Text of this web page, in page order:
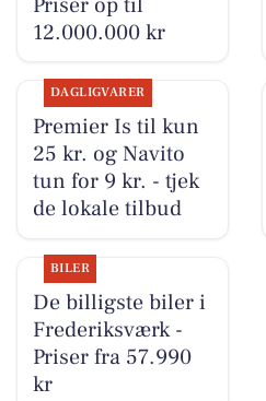
12.000.000 kr
DAGLIGVARER
Premier Is til kun
25 kr. og Navito
tun for 9 kr. - tjek
de lokale tilbud
BILER
De billigste biler i
Frederiksværk -
Priser fra 57.990
kr